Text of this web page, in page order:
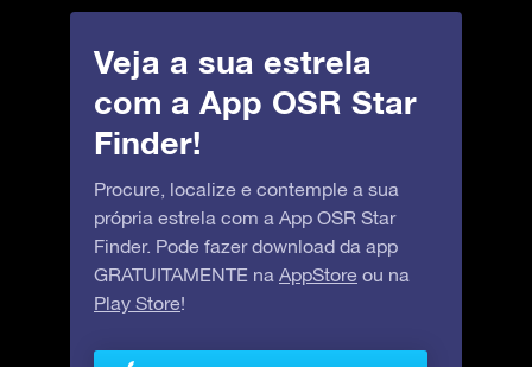
Veja a sua estrela
com a App OSR Star
Finder!
Procure, localize e contemple a sua
própria estrela com a App OSR Star
Finder. Pode fazer download da app
GRATUITAMENTE na AppStore ou na
Play Store!